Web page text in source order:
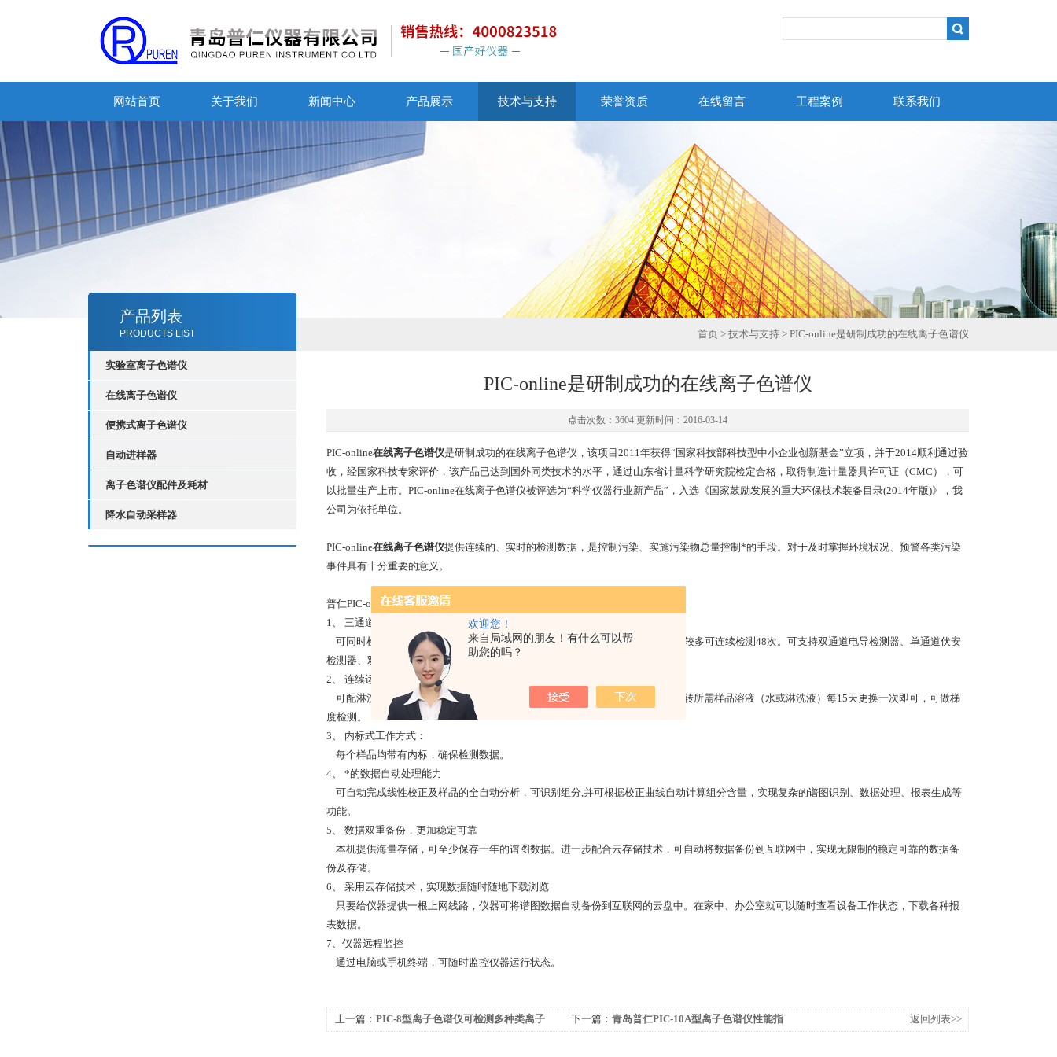
欢迎您！
来自局域网的朋友！有什么可以帮
助您的吗？
网站首页 关于我们 新闻中心 产品展示 技术与支持 荣誉资质 在线留言 工程案例 联系我们
产品列表
PRODUCTS LIST
实验室离子色谱仪
在线离子色谱仪
便携式离子色谱仪
自动进样器
离子色谱仪配件及耗材
降水自动采样器
首页 > 技术与支持 > PIC-online是研制成功的在线离子色谱仪
PIC-online是研制成功的在线离子色谱仪
点击次数：3604 更新时间：2016-03-14
PIC-online在线离子色谱仪是研制成功的在线离子色谱仪，该项目2011年获得“国家科技部科技型中小企业创新基金”立项，并于2014顺利通过验
收，经国家科技专家评价，该产品已达到国外同类技术的水平，通过山东省计量科学研究院检定合格，取得制造计量器具许可证（CMC），可
以批量生产上市。PIC-online在线离子色谱仪被评选为“科学仪器行业新产品”，入选《国家鼓励发展的重大环保技术装备目录(2014年版)》，我
公司为依托单位。
PIC-online在线离子色谱仪提供连续的、实时的检测数据，是控制污染、实施污染物总量控制*的手段。对于及时掌握环境状况、预警各类污染
事件具有十分重要的意义。
普仁PIC-online在线离子色谱仪
1、 三通道同时检测
可同时检测阴离子、阳离子和重金属。较快可在30分钟内完成一次检测。每天较多可连续检测48次。可支持双通道电导检测器、单通道伏安
检测器、双通道紫外检测器、可根据用户要求任意搭配组合。
2、 连续运转15天无需维护，可做梯度检测。
可配淋洗液发生器（碳酸盐体系或氢氧根体系），运行稳定可靠。仪器连续运转所需样品溶液（水或淋洗液）每15天更换一次即可，可做梯
度检测。
3、 内标式工作方式：
每个样品均带有内标，确保检测数据。
4、 *的数据自动处理能力
可自动完成线性校正及样品的全自动分析，可识别组分,并可根据校正曲线自动计算组分含量，实现复杂的谱图识别、数据处理、报表生成等
功能。
5、 数据双重备份，更加稳定可靠
本机提供海量存储，可至少保存一年的谱图数据。进一步配合云存储技术，可自动将数据备份到互联网中，实现无限制的稳定可靠的数据备
份及存储。
6、 采用云存储技术，实现数据随时随地下载浏览
只要给仪器提供一根上网线路，仪器可将谱图数据自动备份到互联网的云盘中。在家中、办公室就可以随时查看设备工作状态，下载各种报
表数据。
7、仪器远程监控
通过电脑或手机终端，可随时监控仪器运行状态。
上一篇： PIC-8型离子色谱仪可检测多种类离子 下一篇： 青岛普仁PIC-10A型离子色谱仪性能指
返回列表>>